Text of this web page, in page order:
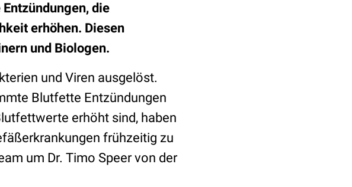
die
erhöhen. Diesen
und Biologen.
und Viren ausgelöst.
Blutfette Entzündungen
erhöht sind, haben
frühzeitig zu
um Dr. Timo Speer von der